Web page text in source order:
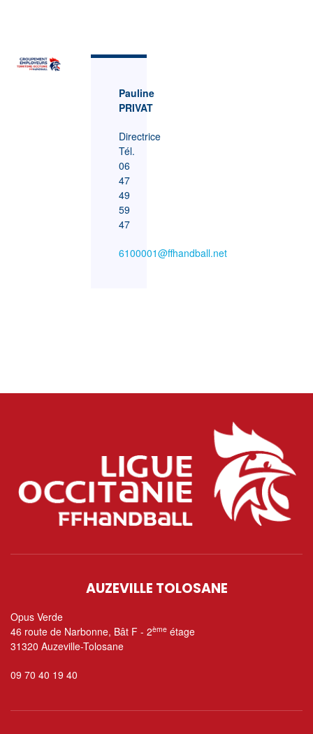
Pauline
PRIVAT
Directrice
Tél.
06
47
49
59
47
6100001@ffhandball.net
AUZEVILLE TOLOSANE
Opus Verde
46 route de Narbonne, Bât F - 2ème étage
31320 Auzeville-Tolosane
09 70 40 19 40